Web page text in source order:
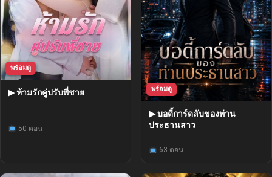
พร้อมดู
▶ ห้ามรักคู่ปรับพี่ชาย
50 ตอน
พร้อมดู
▶ บอดี้การ์ดลับของท่าน
ประธานสาว
63 ตอน